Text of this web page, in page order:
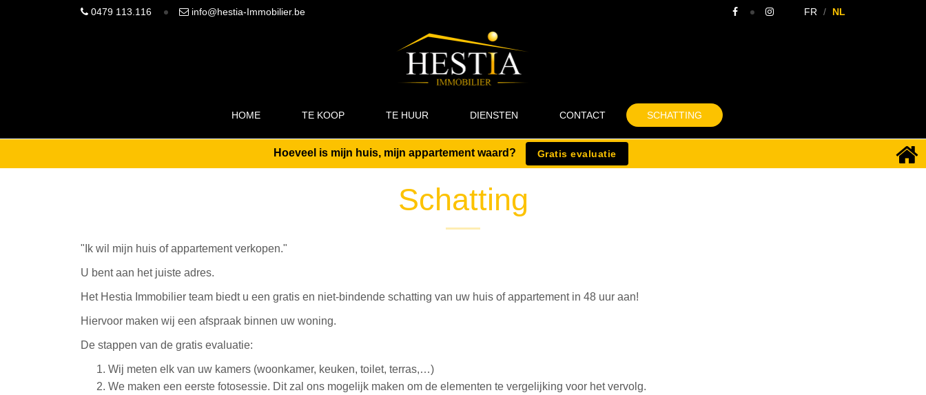
0479 113.116 info@hestia-Immobilier.be FR NL
HOME TE KOOP TE HUUR DIENSTEN CONTACT SCHATTING
Hoeveel is mijn huis, mijn appartement waard? Gratis evaluatie
Schatting
"Ik wil mijn huis of appartement verkopen."
U bent aan het juiste adres.
Het Hestia Immobilier team biedt u een gratis en niet-bindende schatting van uw huis of appartement in 48 uur aan!
Hiervoor maken wij een afspraak binnen uw woning.
De stappen van de gratis evaluatie:
Wij meten elk van uw kamers (woonkamer, keuken, toilet, terras,…)
We maken een eerste fotosessie. Dit zal ons mogelijk maken om de elementen te vergelijking voor het vervolg.